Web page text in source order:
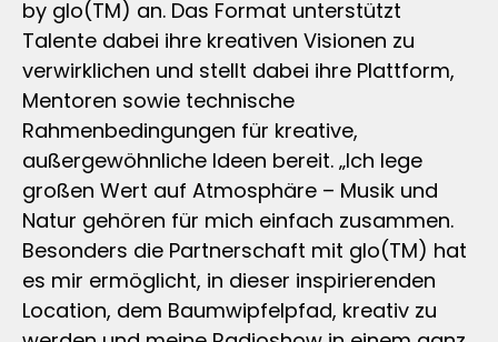
by glo(TM) an. Das Format unterstützt
Talente dabei ihre kreativen Visionen zu
verwirklichen und stellt dabei ihre Plattform,
Mentoren sowie technische
Rahmenbedingungen für kreative,
außergewöhnliche Ideen bereit. „Ich lege
großen Wert auf Atmosphäre – Musik und
Natur gehören für mich einfach zusammen.
Besonders die Partnerschaft mit glo(TM) hat
es mir ermöglicht, in dieser inspirierenden
Location, dem Baumwipfelpfad, kreativ zu